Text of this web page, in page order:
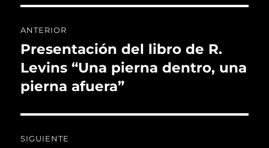
de
entradas
ANTERIOR
Entrada
anterior:
Presentación del libro de R.
Levins “Una pierna dentro, una
pierna afuera”
SIGUIENTE